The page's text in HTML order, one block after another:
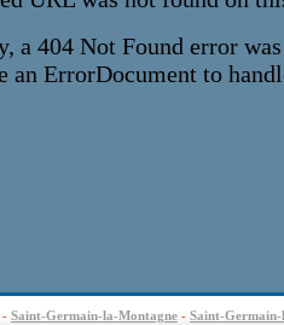
- Saint-Germain-la-Montagne - Saint-